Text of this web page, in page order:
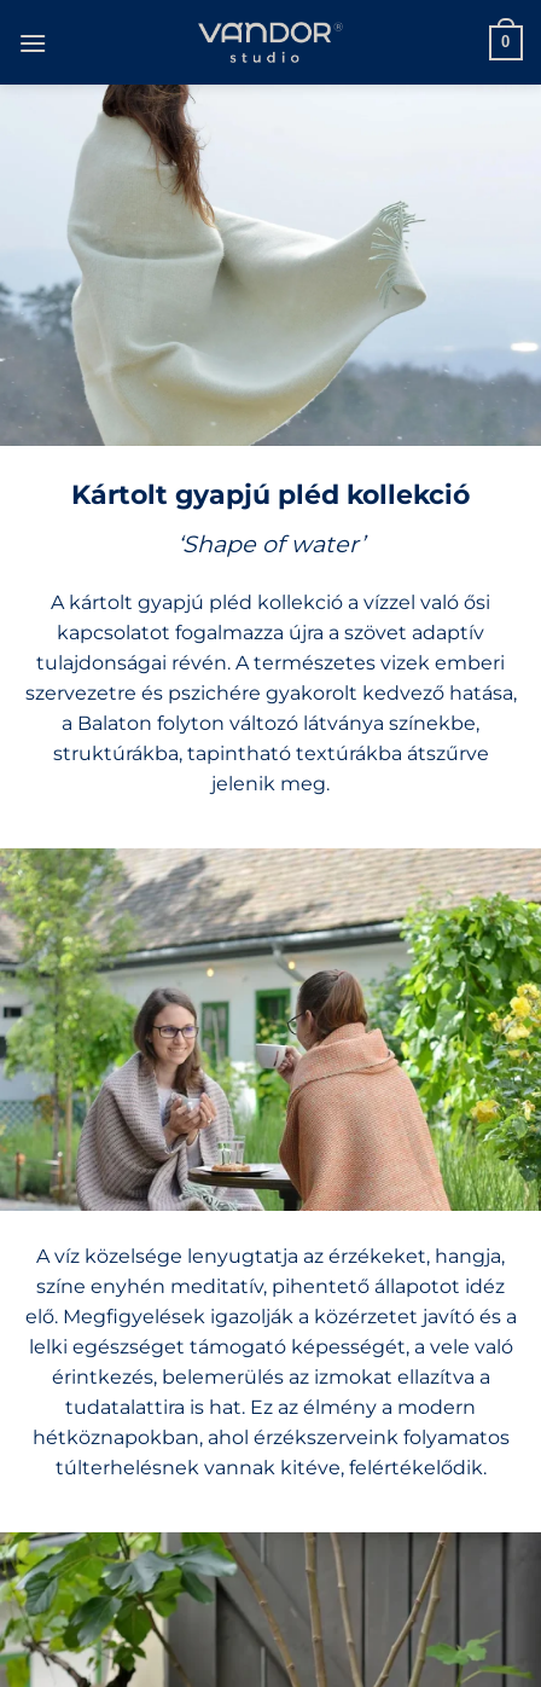
0
Kártolt gyapjú pléd kollekció
‘Shape of water’
A kártolt gyapjú pléd kollekció a vízzel való ősi
kapcsolatot fogalmazza újra a szövet adaptív
tulajdonságai révén. A természetes vizek emberi
szervezetre és pszichére gyakorolt kedvező hatása,
a Balaton folyton változó látványa színekbe,
struktúrákba, tapintható textúrákba átszűrve
jelenik meg.
A víz közelsége lenyugtatja az érzékeket, hangja,
színe enyhén meditatív, pihentető állapotot idéz
elő. Megfigyelések igazolják a közérzetet javító és a
lelki egészséget támogató képességét, a vele való
érintkezés, belemerülés az izmokat ellazítva a
tudatalattira is hat. Ez az élmény a modern
hétköznapokban, ahol érzékszerveink folyamatos
túlterhelésnek vannak kitéve, felértékelődik.